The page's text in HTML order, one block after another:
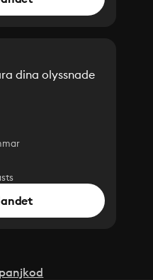
dina olyssnade